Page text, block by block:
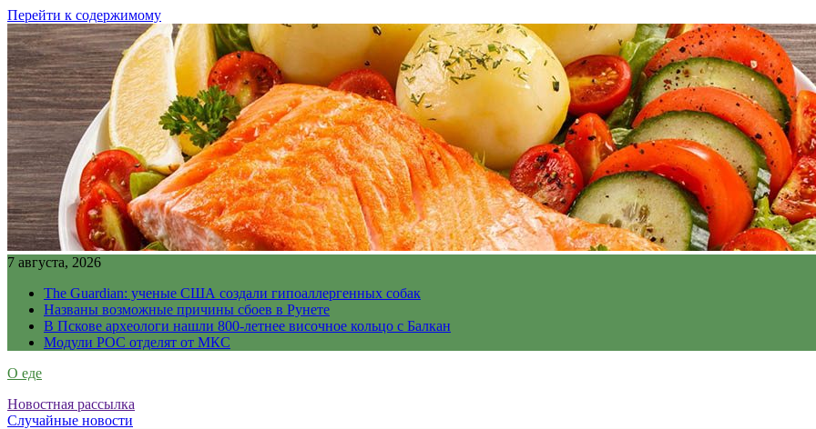
Перейти к содержимому
7 августа, 2026
The Guardian: ученые США создали гипоаллергенных собак
Названы возможные причины сбоев в Рунете
В Пскове археологи нашли 800-летнее височное кольцо с Балкан
Модули РОС отделят от МКС
О еде
Новостная рассылка
Случайные новости